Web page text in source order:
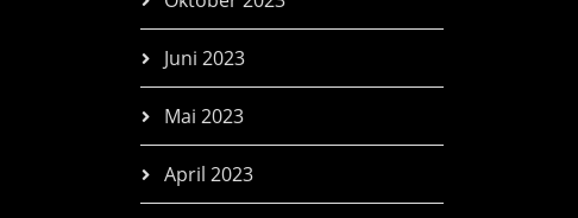
Juni 2023
Mai 2023
April 2023